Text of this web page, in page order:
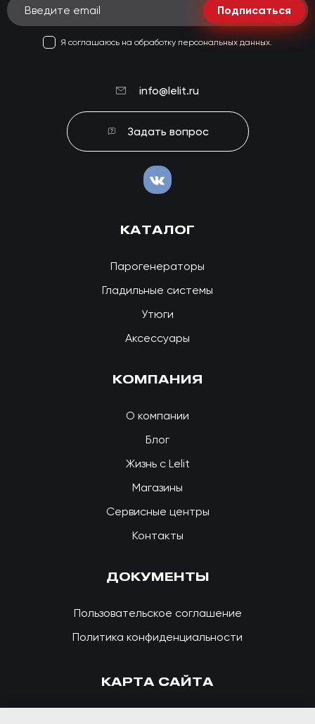
Подписаться
Я соглашаюсь на обработку персональных данных.
info@lelit.ru
Задать вопрос
КАТАЛОГ
Парогенераторы
Гладильные системы
Утюги
Аксессуары
КОМПАНИЯ
О компании
Блог
Жизнь с Lelit
Магазины
Сервисные центры
Контакты
ДОКУМЕНТЫ
Пользовательское соглашение
Политика конфиденциальности
КАРТА САЙТА